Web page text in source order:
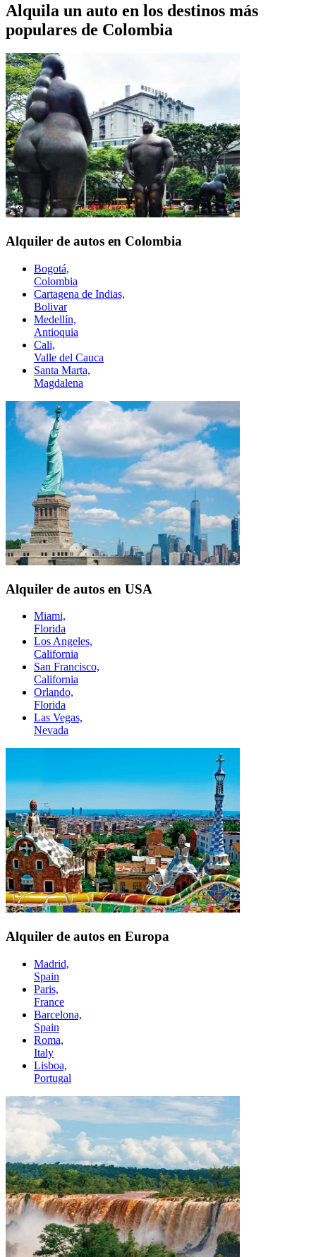
Alquila un auto en los destinos más
populares de Colombia
Alquiler de autos en Colombia
Bogotá,
Colombia
Cartagena de Indias,
Bolivar
Medellín,
Antioquia
Cali,
Valle del Cauca
Santa Marta,
Magdalena
Alquiler de autos en USA
Miami,
Florida
Los Angeles,
California
San Francisco,
California
Orlando,
Florida
Las Vegas,
Nevada
Alquiler de autos en Europa
Madrid,
Spain
Paris,
France
Barcelona,
Spain
Roma,
Italy
Lisboa,
Portugal